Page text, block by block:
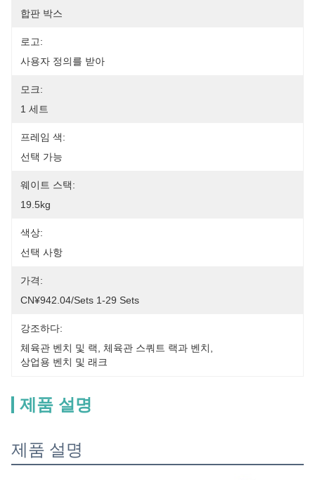
합판 박스
로고:
사용자 정의를 받아
모크:
1 세트
프레임 색:
선택 가능
웨이트 스택:
19.5kg
색상:
선택 사항
가격:
CN¥942.04/sets 1-29 Sets
강조하다:
체육관 벤치 및 랙
체육관 스쿼트 랙과 벤치
상업용 벤치 및 래크
제품 설명
제품 설명